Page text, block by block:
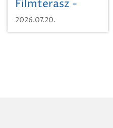
Filmterasz -
Beugró a
Paradicsomba
2026.07.20.